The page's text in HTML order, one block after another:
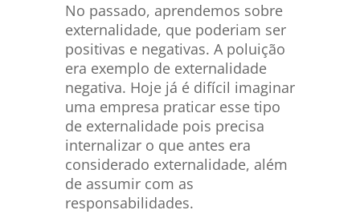
No passado, aprendemos sobre
externalidade, que poderiam ser
positivas e negativas. A poluição
era exemplo de externalidade
negativa. Hoje já é difícil imaginar
uma empresa praticar esse tipo
de externalidade pois precisa
internalizar o que antes era
considerado externalidade, além
de assumir com as
responsabilidades.